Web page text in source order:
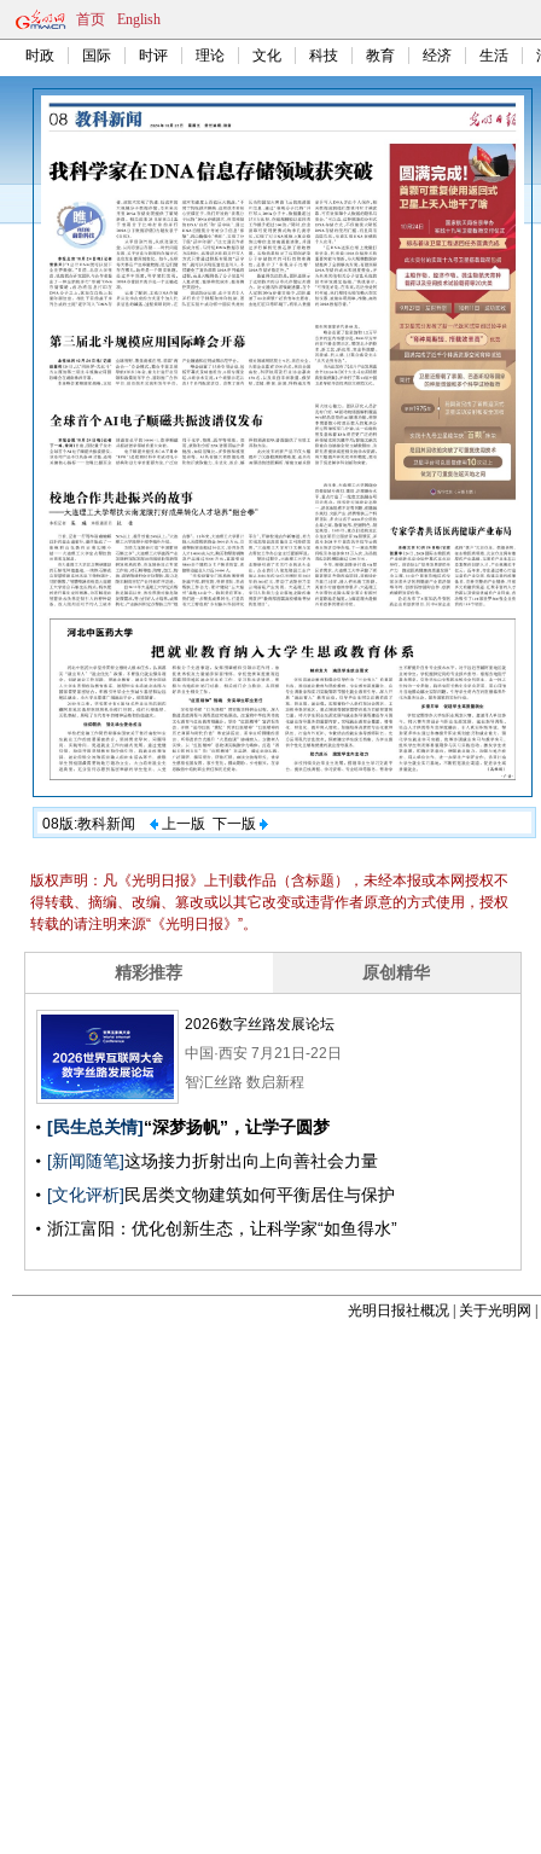
首页 English
时政 国际 时评 理论 文化 科技 教育 经济 生活
08版:教科新闻 上一版 下一版
光明日报社概况 关于光明网